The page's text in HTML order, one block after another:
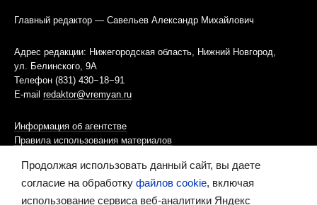
Главный редактор — Савельев Александр Михайлович
Адрес редакции: Нижегородская область, Нижний Новгород,
ул. Белинского, 9А
Телефон (831) 430−18−91
E-mail redaktor@vremyan.ru
Информация об агентстве
Правила использования материалов
Информационная политика использования «cookies»-файлов
Продолжая использовать данный сайт, вы даете
согласие на обработку файлов cookie, включая
использование сервиса веб-аналитики Яндекс